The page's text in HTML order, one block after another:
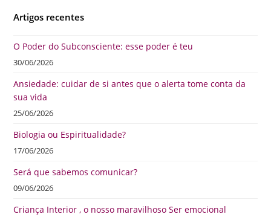
Artigos recentes
O Poder do Subconsciente: esse poder é teu
30/06/2026
Ansiedade: cuidar de si antes que o alerta tome conta da
sua vida
25/06/2026
Biologia ou Espiritualidade?
17/06/2026
Será que sabemos comunicar?
09/06/2026
Criança Interior , o nosso maravilhoso Ser emocional